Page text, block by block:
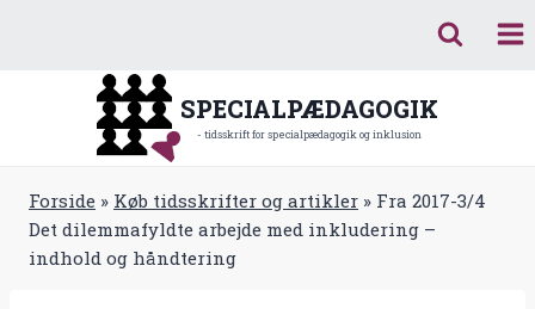
SPECIALPÆDAGOGIK
- tidsskrift for specialpædagogik og inklusion
Forside » Køb tidsskrifter og artikler » Fra 2017-3/4
Det dilemmafyldte arbejde med inkludering –
indhold og håndtering